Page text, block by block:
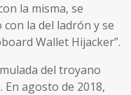
la misma, se
la del ladrón y se
Wallet Hijacker”.
del troyano
En agosto de 2018,